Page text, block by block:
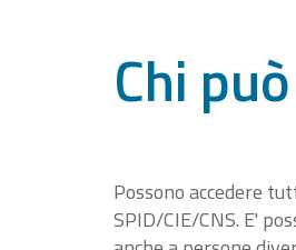
Chi
Possono accedere
SPID/CIE/CNS. E'